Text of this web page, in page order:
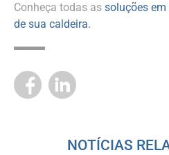
Conheça todas as soluções
de sua caldeira.
NOTÍCIAS